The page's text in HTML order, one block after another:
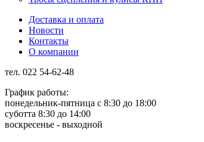
Доставка и оплата
Новости
Контакты
О компании
тел. 022 54-62-48
График работы:
понедельник-пятница с 8:30 до 18:00
суботта 8:30 до 14:00
воскресенье - выходной